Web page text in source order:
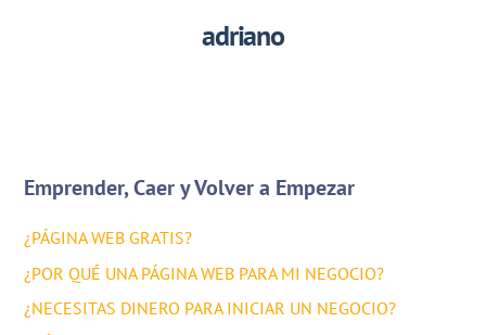
adriano
Emprender, Caer y Volver a Empezar
¿PÁGINA WEB GRATIS?
¿POR QUÉ UNA PÁGINA WEB PARA MI NEGOCIO?
¿NECESITAS DINERO PARA INICIAR UN NEGOCIO?